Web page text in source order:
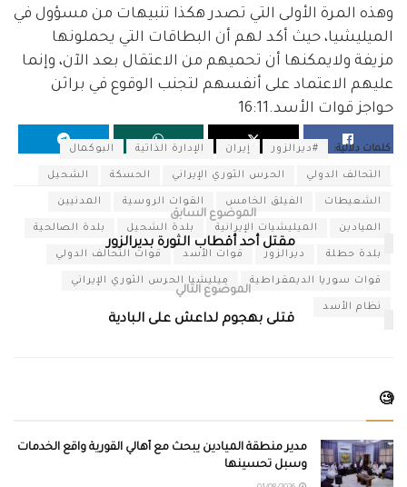
وهذه المرة الأولى التي تصدر هكذا تنبيهات من مسؤول في
الميليشيا، حيث أكد لهم أن البطاقات التي يحملونها
مزيفة ولايمكنها أن تحميهم من الاعتقال بعد الآن، وإنما
عليهم الاعتماد على أنفسهم لتجنب الوقوع في براثن
حواجز قوات الأسد.16:11
كلمات دلالية: #ديرالزور إيران الإدارة الذاتية البوكمال
التحالف الدولي الحرس الثوري الإيراني الحسكة الشحيل
الشعيطات الفيلق الخامس القوات الروسية المدنيين
الميادين الميليشيات الإيرانية بلدة الشحيل بلدة الصالحية
بلدة حطلة ديرالزور قوات الأسد قوات التحالف الدولي
قوات سوريا الديمقراطية ميليشيا الحرس الثوري الإيراني
نظام الأسد
الموضوع السابق
مقتل أحد أقطاب الثورة بديرالزور
الموضوع التالي
قتلى بهجوم لداعش على البادية
🧐
مدير منطقة الميادين يبحث مع أهالي القورية واقع الخدمات
وسبل تحسينها